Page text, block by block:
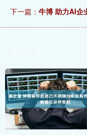
下一篇： 牛博 助力AI企